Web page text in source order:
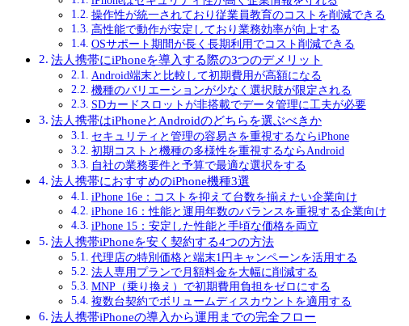
操作性が統一されており従業員教育のコストを削減できる
高性能で動作が安定しており業務効率が向上する
OSサポート期間が長く長期利用でコスト削減できる
法人携帯にiPhoneを導入する際の3つのデメリット
Android端末と比較して初期費用が高額になる
機種のバリエーションが少なく選択肢が限定される
SDカードスロットが非搭載でデータ管理に工夫が必要
法人携帯はiPhoneとAndroidのどちらを選ぶべきか
セキュリティと管理の容易さを重視するならiPhone
初期コストと機種の多様性を重視するならAndroid
自社の業務要件と予算で最適な選択をする
法人携帯におすすめのiPhone機種3選
iPhone 16e：コストを抑えて台数を揃えたい企業向け
iPhone 16：性能と運用年数のバランスを重視する企業向け
iPhone 15：安定した性能と手頃な価格を両立
法人携帯iPhoneを安く契約する4つの方法
代理店の特別価格と端末1円キャンペーンを活用する
法人専用プランで月額料金を大幅に削減する
MNP（乗り換え）で初期費用負担をゼロにする
複数台契約でボリュームディスカウントを適用する
法人携帯iPhoneの導入から運用までの完全フロー